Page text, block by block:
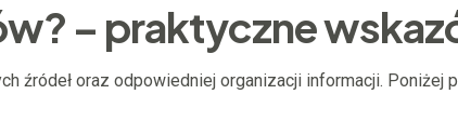
– praktyczne
źródeł oraz odpowiedniej organizacji informacji. Poniżej